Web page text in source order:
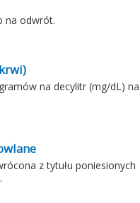
na odwrót.
na decylitr (mg/dL)
z tytułu poniesionych